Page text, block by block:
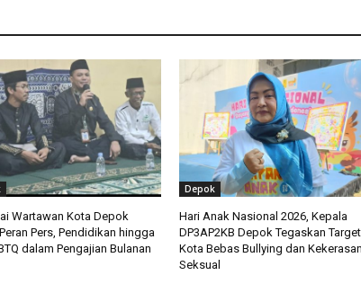
Wartawan Kota Depok
Pers, Pendidikan hingga
dalam Pengajian Bulanan
Depok
Hari Anak Nasional 2026, Kepala
DP3AP2KB Depok Tegaskan Target
Kota Bebas Bullying dan Kekerasan
Seksual